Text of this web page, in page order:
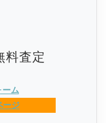
料査定
ーム
ージ